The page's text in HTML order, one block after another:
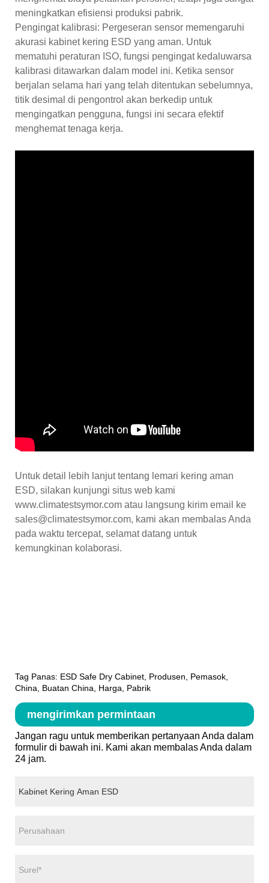
meningkatkan efisiensi produksi pabrik.
Pengingat kalibrasi: Pergeseran sensor memengaruhi
akurasi kabinet kering ESD yang aman. Untuk
mematuhi peraturan ISO, fungsi pengingat kedaluwarsa
kalibrasi ditawarkan dalam model ini. Ketika sensor
berjalan selama hari yang telah ditentukan sebelumnya,
titik desimal di pengontrol akan berkedip untuk
mengingatkan pengguna, fungsi ini secara efektif
menghemat tenaga kerja.
Untuk detail lebih lanjut tentang lemari kering aman
ESD, silakan kunjungi situs web kami
www.climatestsymor.com atau langsung kirim email ke
sales@climatestsymor.com, kami akan membalas Anda
pada waktu tercepat, selamat datang untuk
kemungkinan kolaborasi.
Tag Panas: ESD Safe Dry Cabinet, Produsen, Pemasok,
China, Buatan China, Harga, Pabrik
mengirimkan permintaan
Jangan ragu untuk memberikan pertanyaan Anda dalam
formulir di bawah ini. Kami akan membalas Anda dalam
24 jam.